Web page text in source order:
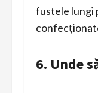
fustele lungi
6. Unde